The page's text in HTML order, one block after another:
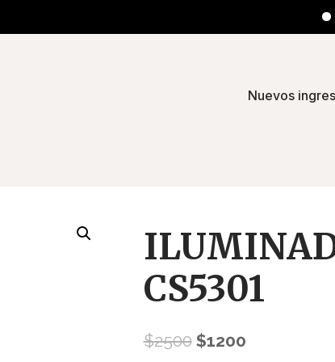
Nuevos
CS5301
$2500 El
$1200El